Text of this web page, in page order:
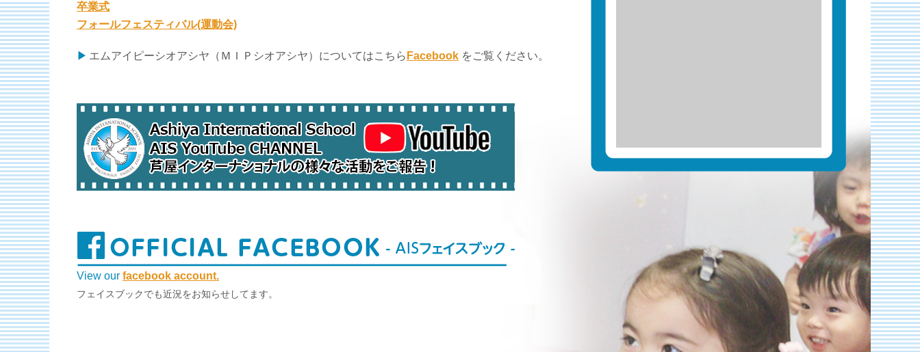
卒業式
フォールフェスティバル(運動会)
エムアイピーシオアシヤ（ＭＩＰシオアシヤ）についてはこちら Facebook をご覧ください。
View our facebook account.
フェイスブックでも近況をお知らせしてます。